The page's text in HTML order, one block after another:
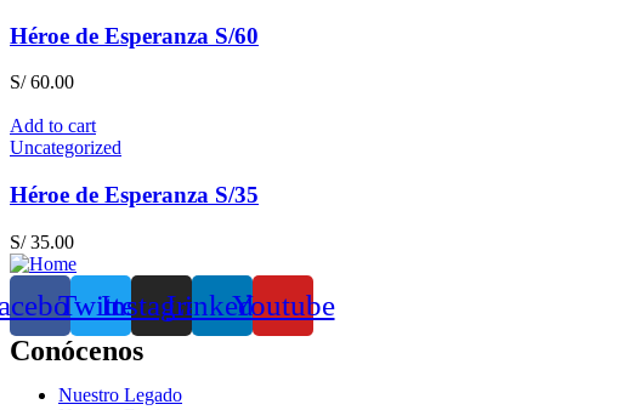
Héroe de Esperanza S/60
S/60.00
Add to cart
Uncategorized
Héroe de Esperanza S/35
S/35.00
TwitterInstagramLinkedinYoutube
Conócenos
Nuestro Legado